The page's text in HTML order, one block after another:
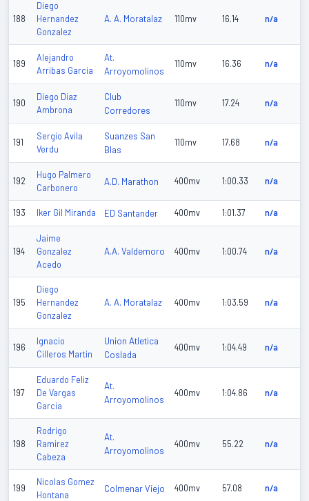
188
Diego
Hernandez
Gonzalez
A. A. Moratalaz 110mv 16.14 n/a
189
Alejandro
Arribas Garcia
At.
Arroyomolinos
110mv 16.36 n/a
190
Diego Diaz
Ambrona
Club
Corredores
110mv 17.24 n/a
191
Sergio Avila
Verdu
Suanzes San
Blas
110mv 17.68 n/a
192
Hugo Palmero
Carbonero
A.D. Marathon 400mv 1:00.33 n/a
193 Iker Gil Miranda ED Santander 400mv 1:01.37 n/a
194
Jaime
Gonzalez
Acedo
A.A. Valdemoro 400mv 1:00.74 n/a
195
Diego
Hernandez
Gonzalez
A. A. Moratalaz 400mv 1:03.59 n/a
196
Ignacio
Cilleros Martin
Union Atletica
Coslada
400mv 1:04.49 n/a
197
Eduardo Feliz
De Vargas
Garcia
At.
Arroyomolinos
400mv 1:04.86 n/a
198
Rodrigo
Ramirez
Cabeza
At.
Arroyomolinos
400mv 55.22 n/a
199
Nicolas Gomez
Hontana
Colmenar Viejo 400mv 57.08 n/a